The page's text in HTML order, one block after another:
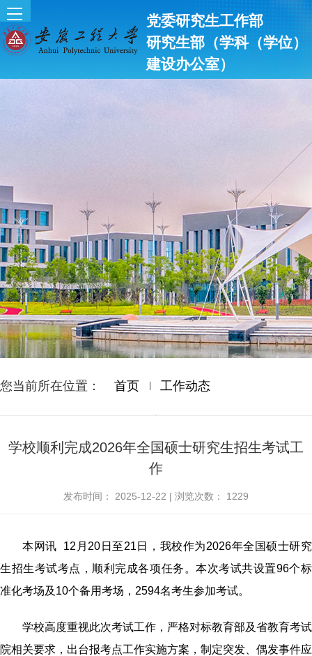
党委研究生工作部
研究生部（学科（学位）
建设办公室）
您当前所在位置： 首页 工作动态
学校顺利完成2026年全国硕士研究生招生考试工
作
发布时间： 2025-12-22 | 浏览次数： 1229
本网讯 12月20日至21日，我校作为2026年全国硕士研究
生招生考试考点，顺利完成各项任务。本次考试共设置96个标
准化考场及10个备用考场，2594名考生参加考试。
学校高度重视此次考试工作，严格对标教育部及省教育考试
院相关要求，出台报考点工作实施方案，制定突发、 偶发事件应